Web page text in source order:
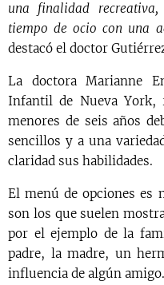
una finalidad
tiempo de ocio con una
destacó el doctor
La doctora Marianne
Infantil de Nueva York,
menores de seis años
sencillos y a una
claridad sus habilidades.
El menú de opciones es
son los que suelen
por el ejemplo de la
padre, la madre, un
influencia de algún amigo.